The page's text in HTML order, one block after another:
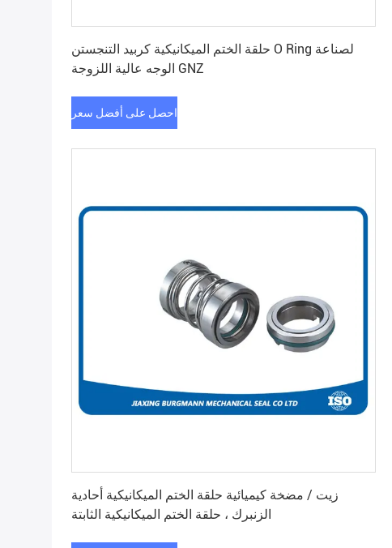
حلقة الختم الميكانيكية كربيد التنجستن O Ring لصناعة
الوجه عالية اللزوجة GNZ
احصل على أفضل سعر
زيت / مضخة كيميائية حلقة الختم الميكانيكية أحادية
الزنبرك ، حلقة الختم الميكانيكية الثابتة